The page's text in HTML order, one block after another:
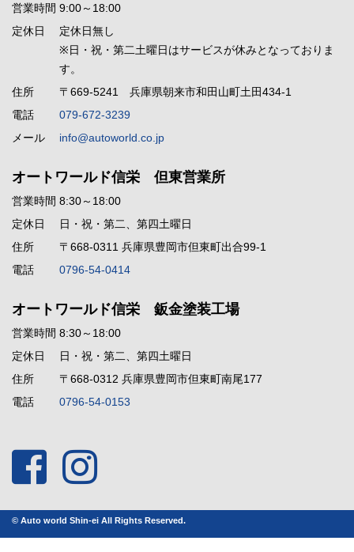
営業時間 9:00～18:00
定休日
定休日無し
※日・祝・第二土曜日はサービスが休みとなっておりま
す。
住所
〒669-5241 兵庫県朝来市和田山町土田434-1
電話
079-672-3239
メール
info@autoworld.co.jp
オートワールド信栄 但東営業所
営業時間 8:30～18:00
定休日
日・祝・第二、第四土曜日
住所
〒668-0311 兵庫県豊岡市但東町出合99-1
電話
0796-54-0414
オートワールド信栄 鈑金塗装工場
営業時間 8:30～18:00
定休日
日・祝・第二、第四土曜日
住所
〒668-0312 兵庫県豊岡市但東町南尾177
電話
0796-54-0153
© Auto world Shin-ei All Rights Reserved.